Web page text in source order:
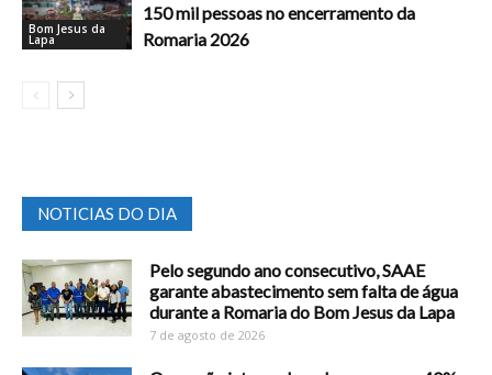
Bom Jesus da
Lapa
150 mil pessoas no encerramento da
Romaria 2026
NOTICIAS DO DIA
Pelo segundo ano consecutivo, SAAE
garante abastecimento sem falta de água
durante a Romaria do Bom Jesus da Lapa
7 de agosto de 2026